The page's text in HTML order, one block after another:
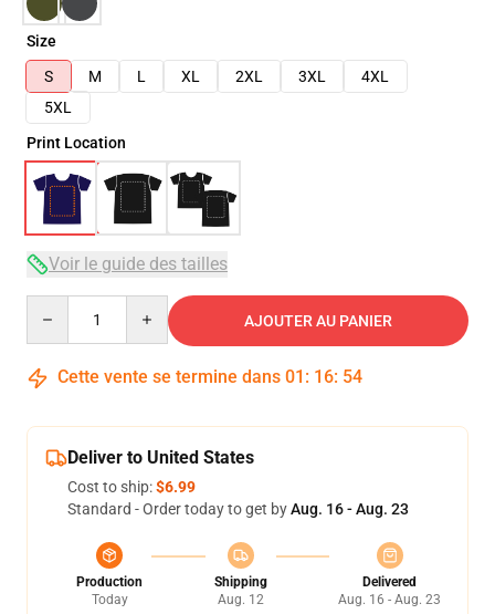
Size
S
M L XL 2XL 3XL
4XL
5XL
Print Location
Voir le guide des tailles
AJOUTER AU PANIER
Cette vente se termine dans 01 : 16: 53
Deliver to United States
Cost to ship:$6.99
Standard - Order today to get byAug. 16 - Aug. 23
Production
Today
Shipping
Aug. 12
Delivered
Aug. 16 - Aug. 23